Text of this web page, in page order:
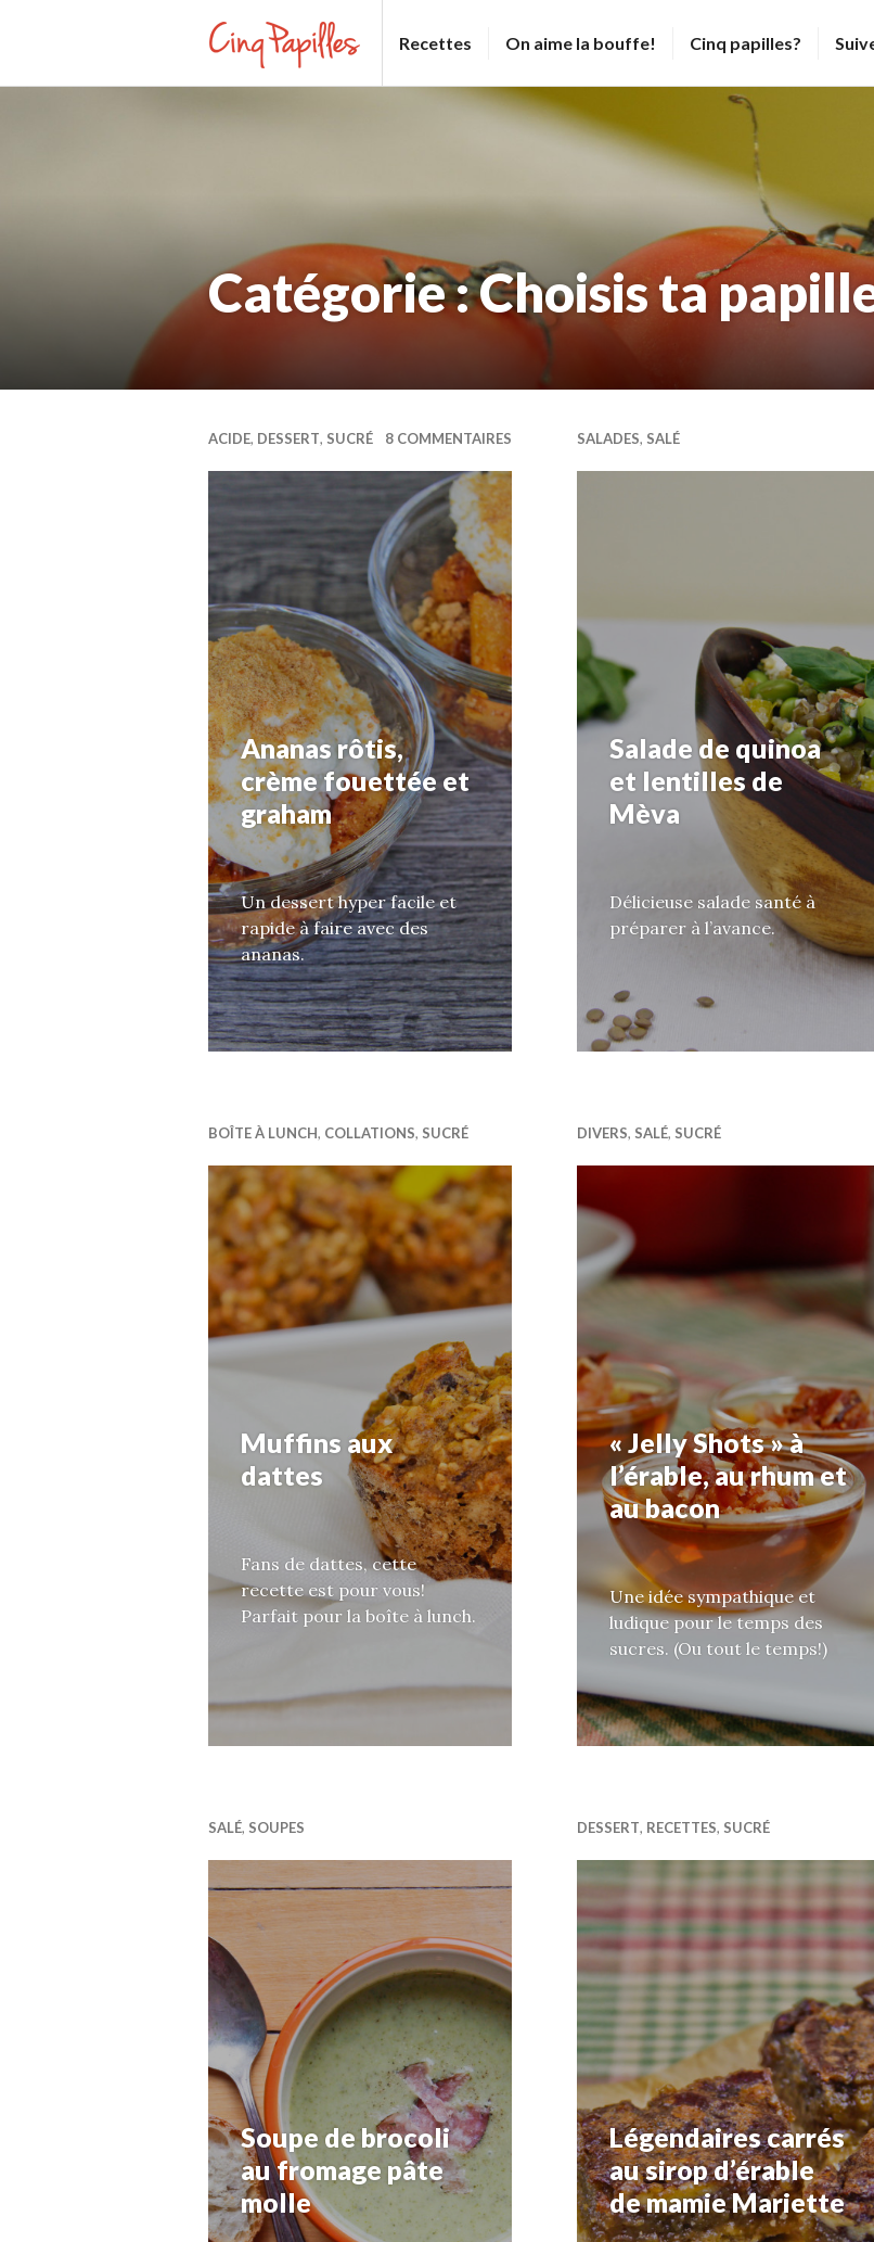
contenu
CINQ
Recettes On aime la bouffe! Cinq papilles?
Catégorie : Choisis ta
ACIDE, DESSERT, SUCRÉ 8 COMMENTAIRES
Ananas rôtis,
crème fouettée et
graham
Un dessert hyper facile et
rapide à faire avec des
ananas.
SALADES, SALÉ
Salade de quinoa
et lentilles de
Mèva
Délicieuse salade santé à
préparer à l’avance.
BOÎTE À LUNCH, COLLATIONS, SUCRÉ
Muffins aux
dattes
Fans de dattes, cette
recette est pour vous!
Parfait pour la boîte à lunch.
DIVERS, SALÉ, SUCRÉ
« Jelly Shots » à
l’érable, au rhum et
au bacon
Une idée sympathique et
ludique pour le temps des
sucres. (Ou tout le temps!)
SALÉ, SOUPES
Soupe de brocoli
au fromage pâte
molle
DESSERT, RECETTES, SUCRÉ
Légendaires carrés
au sirop d’érable
de mamie Mariette